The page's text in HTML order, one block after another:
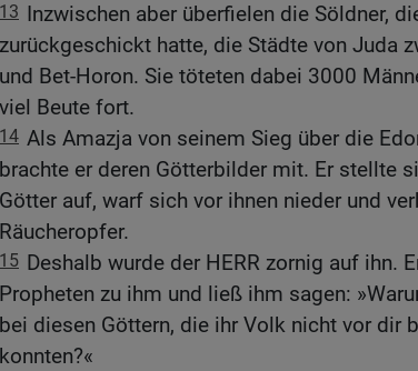
13 Inzwischen aber überfielen die Söldner,
zurückgeschickt hatte, die Städte von Juda
und Bet-Horon. Sie töteten dabei 3000
viel Beute fort.
14 Als Amazja von seinem Sieg über die
brachte er deren Götterbilder mit. Er stellte
Götter auf, warf sich vor ihnen nieder und
Räucheropfer.
15 Deshalb wurde der HERR zornig auf ihn.
Propheten zu ihm und ließ ihm sagen:
bei diesen Göttern, die ihr Volk nicht vor dir
konnten?«